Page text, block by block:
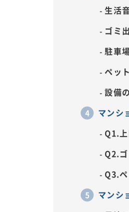
生活
ゴミ
駐車
ペッ
設備
マンシ
Q1.
Q2.
Q3.
マンシ